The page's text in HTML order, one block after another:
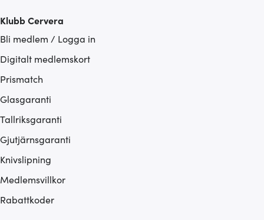
Klubb Cervera
Bli medlem / Logga in
Digitalt medlemskort
Prismatch
Glasgaranti
Tallriksgaranti
Gjutjärnsgaranti
Knivslipning
Medlemsvillkor
Rabattkoder